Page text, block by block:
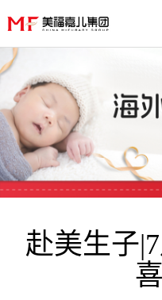
子
优
势
服
务
流
月
子
成
赴美生子